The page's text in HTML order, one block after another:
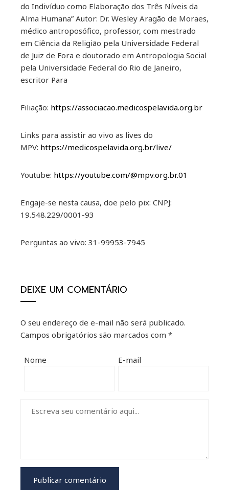
do Indivíduo como Elaboração dos Três Níveis da
Alma Humana” Autor: Dr. Wesley Aragão de Moraes,
médico antroposófico, professor, com mestrado
em Ciência da Religião pela Universidade Federal
de Juiz de Fora e doutorado em Antropologia Social
pela Universidade Federal do Rio de Janeiro,
escritor Para
Filiação: https://associacao.medicospelavida.org.br
Links para assistir ao vivo as lives do
MPV: https://medicospelavida.org.br/live/
Youtube: https://youtube.com/@mpv.org.br.01
Engaje-se nesta causa, doe pelo pix: CNPJ:
19.548.229/0001-93
Perguntas ao vivo: 31-99953-7945
DEIXE UM COMENTÁRIO
O seu endereço de e-mail não será publicado.
Campos obrigatórios são marcados com *
Nome E-mail